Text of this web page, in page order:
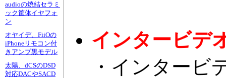
audioの焼結セラミ
ック筐体イヤフォ
ン
オヤイデ、FiiOの
iPhoneリモコン付
きアンプ黒モデル
太陽、dCSのDSD
対応DACやSACD
インタービデ
・インタービ